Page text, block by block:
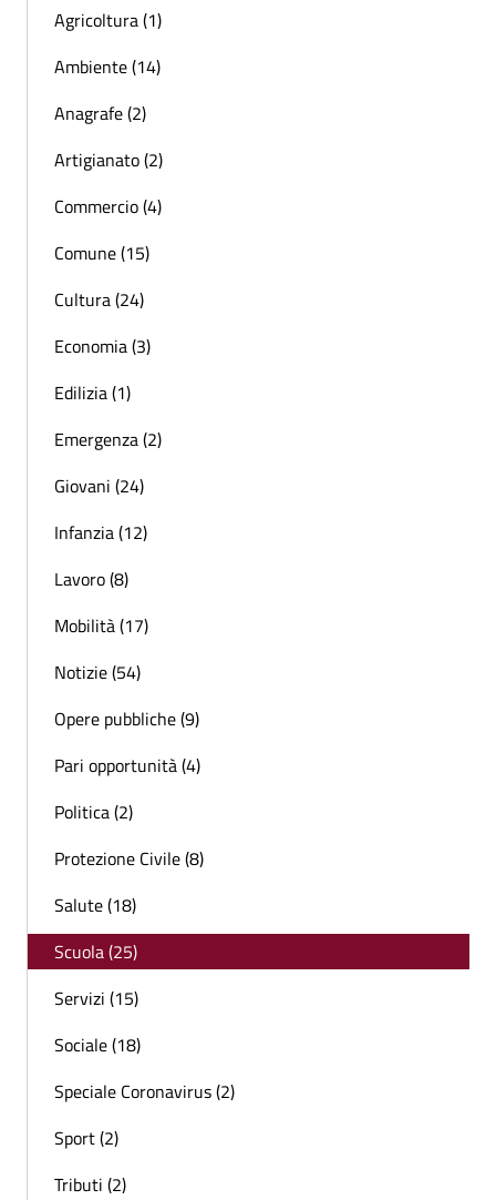
Agricoltura (1)
Ambiente (14)
Anagrafe (2)
Artigianato (2)
Commercio (4)
Comune (15)
Cultura (24)
Economia (3)
Edilizia (1)
Emergenza (2)
Giovani (24)
Infanzia (12)
Lavoro (8)
Mobilità (17)
Notizie (54)
Opere pubbliche (9)
Pari opportunità (4)
Politica (2)
Protezione Civile (8)
Salute (18)
Scuola (25)
Servizi (15)
Sociale (18)
Speciale Coronavirus (2)
Sport (2)
Tributi (2)